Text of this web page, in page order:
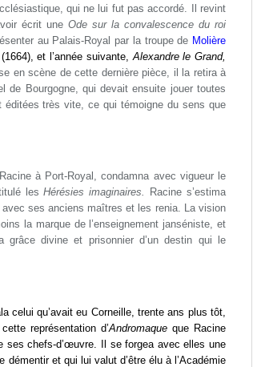
qui ne lui fut pas accordé. Il revint
écrit une Ode sur la convalescence du roi
au Palais-Royal par la troupe de Molière
(1664), et l’année suivante,Alexandre le Grand,
en scène de cette dernière pièce, il la retira à
de Bourgogne, qui devait ensuite jouer toutes
très vite, ce qui témoigne du sens que
à Port-Royal, condamna avec vigueur le
lesHérésies imaginaires.
Racine s’estima
ses anciens maîtres et les renia. La vision
la marque de l’enseignement janséniste, et
grâce divine et prisonnier d’un destin qui le
celui qu’avait eu Corneille, trente ans plus tôt,
représentation d’Andromaque que Racine
ses chefs-d’œuvre. Il se forgea avec elles une
et qui lui valut d’être élu à l’Académie